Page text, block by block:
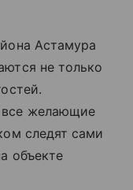
Астамура
не только
все желающие
следят сами
объекте